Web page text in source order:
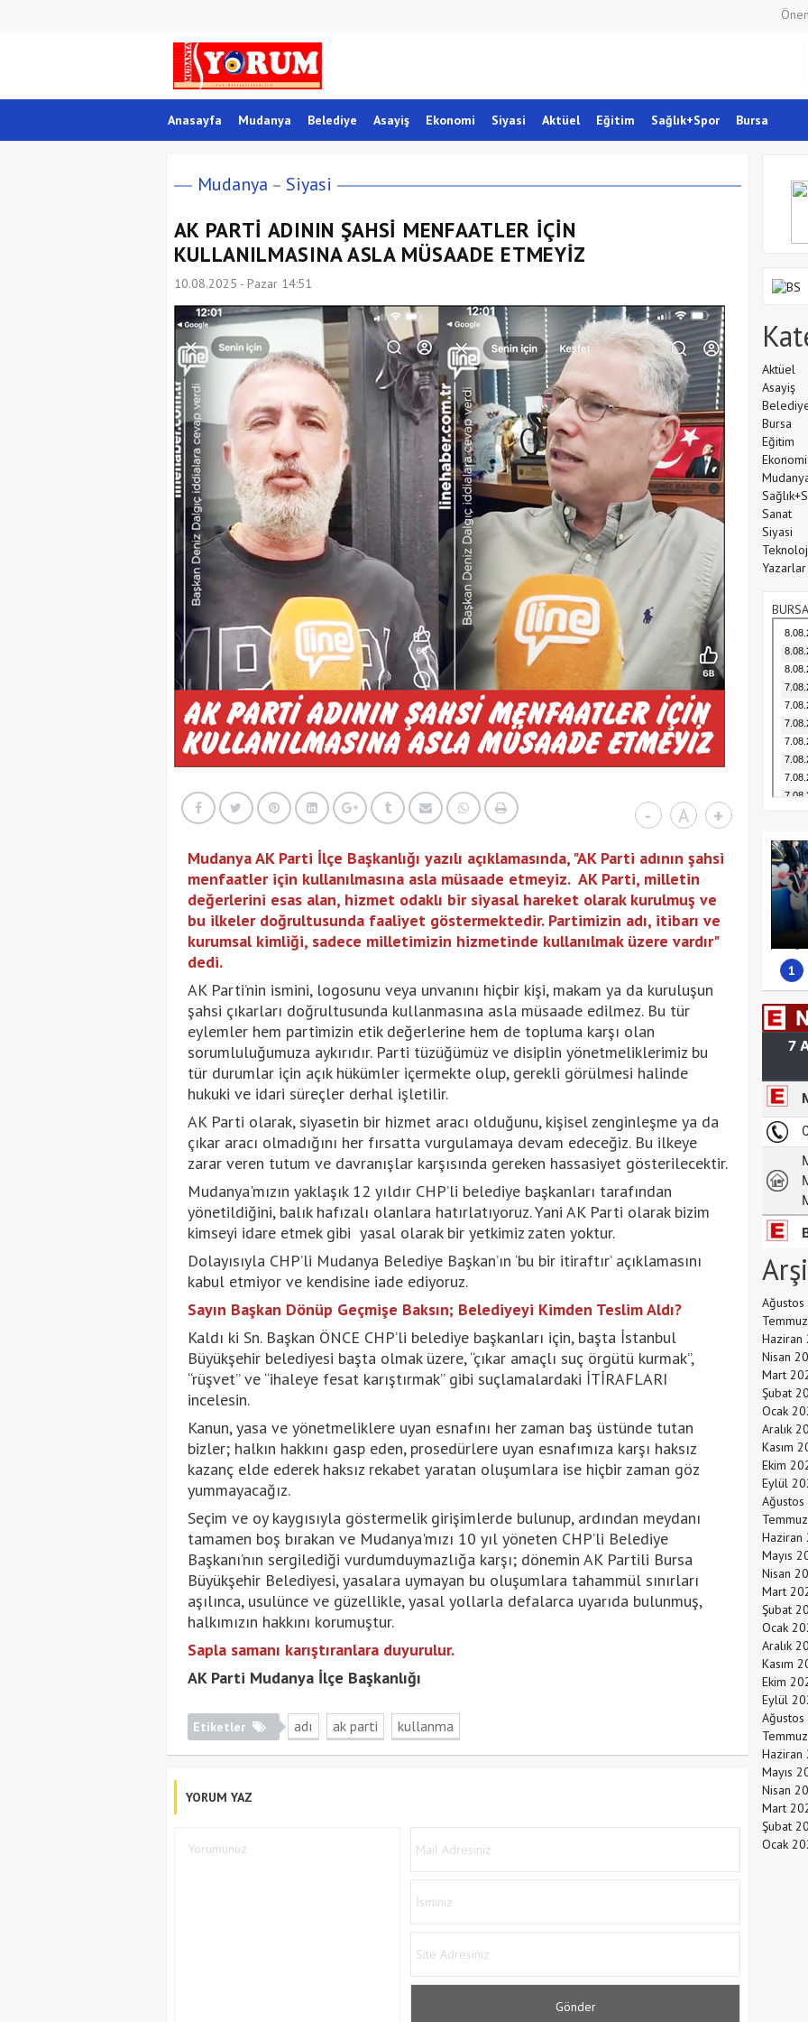
Anasayfa Mudanya Belediye Asayiş Ekonomi Siyasi Aktüel Eğitim Sağlık+Spor Bursa
Mudanya Siyasi
AK PARTİ ADININ ŞAHSİ MENFAATLER İÇİN
KULLANILMASINA ASLA MÜSAADE ETMEYİZ
10.08.2025 - Pazar 14:51
- A +
Mudanya AK Parti İlçe Başkanlığı yazılı açıklamasında, "AK Parti adının şahsi
menfaatler için kullanılmasına asla müsaade etmeyiz. AK Parti, milletin
değerlerini esas alan, hizmet odaklı bir siyasal hareket olarak kurulmuş ve
bu ilkeler doğrultusunda faaliyet göstermektedir. Partimizin adı, itibarı ve
kurumsal kimliği, sadece milletimizin hizmetinde kullanılmak üzere vardır"
dedi.
AK Parti’nin ismini, logosunu veya unvanını hiçbir kişi, makam ya da kuruluşun
şahsi çıkarları doğrultusunda kullanmasına asla müsaade edilmez. Bu tür
eylemler hem partimizin etik değerlerine hem de topluma karşı olan
sorumluluğumuza aykırıdır. Parti tüzüğümüz ve disiplin yönetmeliklerimiz bu
tür durumlar için açık hükümler içermekte olup, gerekli görülmesi halinde
hukuki ve idari süreçler derhal işletilir.
AK Parti olarak, siyasetin bir hizmet aracı olduğunu, kişisel zenginleşme ya da
çıkar aracı olmadığını her fırsatta vurgulamaya devam edeceğiz. Bu ilkeye
zarar veren tutum ve davranışlar karşısında gereken hassasiyet gösterilecektir.
Mudanya'mızın yaklaşık 12 yıldır CHP’li belediye başkanları tarafından
yönetildiğini, balık hafızalı olanlara hatırlatıyoruz. Yani AK Parti olarak bizim
kimseyi idare etmek gibi yasal olarak bir yetkimiz zaten yoktur.
Dolayısıyla CHP’li Mudanya Belediye Başkan’ın ‘bu bir itiraftır’ açıklamasını
kabul etmiyor ve kendisine iade ediyoruz.
Sayın Başkan Dönüp Geçmişe Baksın; Belediyeyi Kimden Teslim Aldı?
Kaldı ki Sn. Başkan ÖNCE CHP’li belediye başkanları için, başta İstanbul
Büyükşehir belediyesi başta olmak üzere, “çıkar amaçlı suç örgütü kurmak”,
“rüşvet” ve “ihaleye fesat karıştırmak” gibi suçlamalardaki İTİRAFLARI
incelesin.
Kanun, yasa ve yönetmeliklere uyan esnafını her zaman baş üstünde tutan
bizler; halkın hakkını gasp eden, prosedürlere uyan esnafımıza karşı haksız
kazanç elde ederek haksız rekabet yaratan oluşumlara ise hiçbir zaman göz
yummayacağız.
Seçim ve oy kaygısıyla göstermelik girişimlerde bulunup, ardından meydanı
tamamen boş bırakan ve Mudanya'mızı 10 yıl yöneten CHP’li Belediye
Başkanı’nın sergilediği vurdumduymazlığa karşı; dönemin AK Partili Bursa
Büyükşehir Belediyesi, yasalara uymayan bu oluşumlara tahammül sınırları
aşılınca, usulünce ve güzellikle, yasal yollarla defalarca uyarıda bulunmuş,
halkımızın hakkını korumuştur.
Sapla samanı karıştıranlara duyurulur.
AK Parti Mudanya İlçe Başkanlığı
Etiketler adı ak parti kullanma
YORUM YAZ
Aktüel
Asayiş
Bursa
Eğitim
Ekonomi
Sanat
Siyasi
Yazarlar
1
Haziran
Nisan
Mart
Şubat
Ocak
Aralık
Kasım
Ekim
Eylül
Haziran
Mayıs
Nisan
Mart
Şubat
Ocak
Aralık
Kasım
Ekim
Eylül
Haziran
Mayıs
Nisan
Mart
Şubat
Ocak